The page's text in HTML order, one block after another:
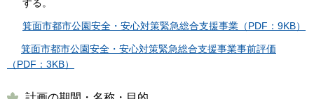
する。
箕面市都市公園安全・安心対策緊急総合支援事業（PDF：9KB）
箕面市都市公園安全・安心対策緊急総合支援事業事前評価
（PDF：3KB）